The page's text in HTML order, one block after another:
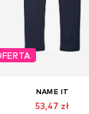
NAME IT
53,47 zł